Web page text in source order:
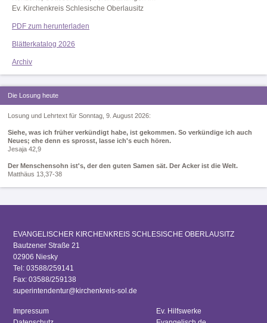
Ev. Kirchenkreis Schlesische Oberlausitz
PDF zum herunterladen
Blätterkatalog 2026
Archiv
Die Losung heute
Losung und Lehrtext für Sonntag, 9. August 2026:
Siehe, was ich früher verkündigt habe, ist gekommen. So verkündige ich auch
Neues; ehe denn es sprosst, lasse ich's euch hören.
Jesaja 42,9
Der Menschensohn ist's, der den guten Samen sät. Der Acker ist die Welt.
Matthäus 13,37-38
EVANGELISCHER KIRCHENKREIS SCHLESISCHE OBERLAUSITZ
Bautzener Straße 21
02906 Niesky
Tel: 03588/259141
Fax: 03588/259138
superintendentur@kirchenkreis-sol.de
Impressum
Ev. Hilfswerke